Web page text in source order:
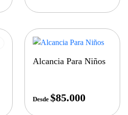
Alcancia Para Niños
Desde$85.000